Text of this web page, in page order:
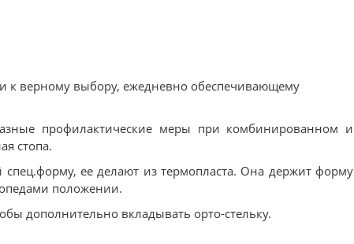
к верному выбору, ежедневно обеспечивающему
профилактические меры при комбинированном и
стопа.
ее делают из термопласта. Она держит форму
положении.
дополнительно вкладывать орто-стельку.